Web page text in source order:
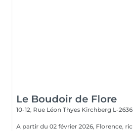
Le Boudoir de Flore
10-12, Rue Léon Thyes Kirchberg L-2636
A partir du 02 février 2026, Florence, riche de son expérience